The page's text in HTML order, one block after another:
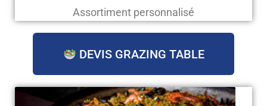
Assortiment personnalisé
DEVIS GRAZING TABLE